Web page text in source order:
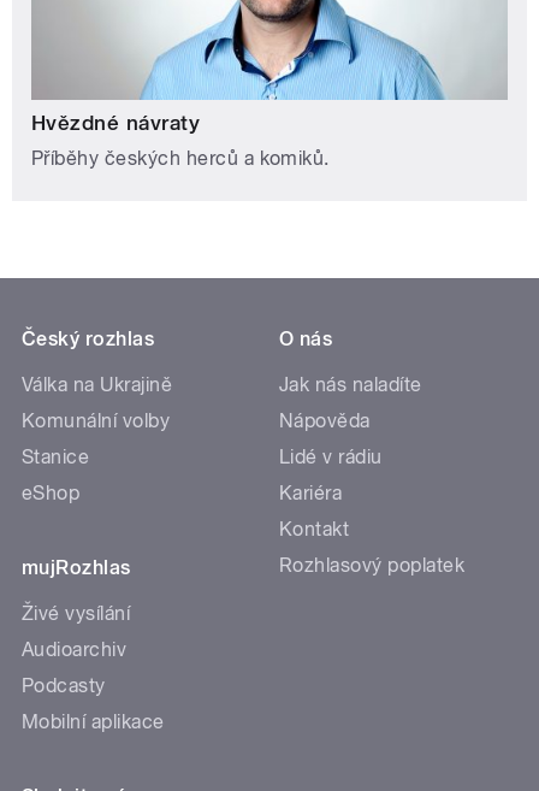
Hvězdné návraty
Příběhy českých herců a komiků.
Český rozhlas
Válka na Ukrajině
Komunální volby
Stanice
eShop
mujRozhlas
Živé vysílání
Audioarchiv
Podcasty
Mobilní aplikace
O nás
Jak nás naladíte
Nápověda
Lidé v rádiu
Kariéra
Kontakt
Rozhlasový poplatek